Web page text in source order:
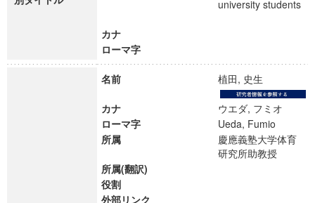
university students
カナ
ローマ字
名前 植田, 史生
カナ
ウエダ, フミオ
ローマ字
Ueda, Fumio
所属
慶應義塾大学体育
研究所助教授
所属(翻訳)
役割
外部リンク